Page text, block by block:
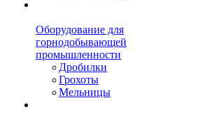
Оборудование для
горнодобывающей
промышленности
Дробилки
Грохоты
Мельницы